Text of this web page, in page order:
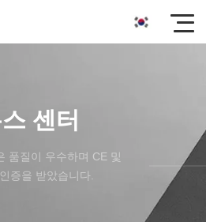
센터
품질이 우수하며 CE 및
증을 받았습니다.